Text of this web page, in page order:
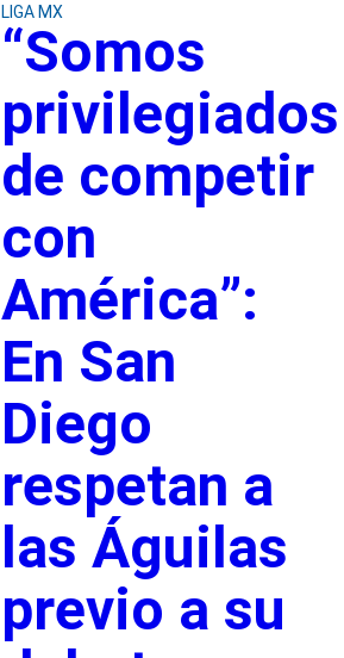
LIGA MX
“Somos
privilegiados
de competir
con
América”:
En San
Diego
respetan a
las Águilas
previo a su